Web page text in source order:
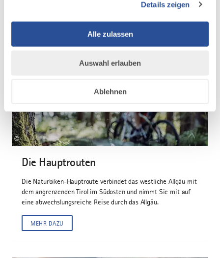
Details zeigen
Alle zulassen
Auswahl erlauben
Ablehnen
zum Naturbiken
©
Die Hauptrouten
Die Naturbiken-Hauptroute verbindet das westliche Allgäu mit
dem angrenzenden Tirol im Südosten und nimmt Sie mit auf
eine abwechslungsreiche Reise durch das Allgäu.
MEHR DAZU